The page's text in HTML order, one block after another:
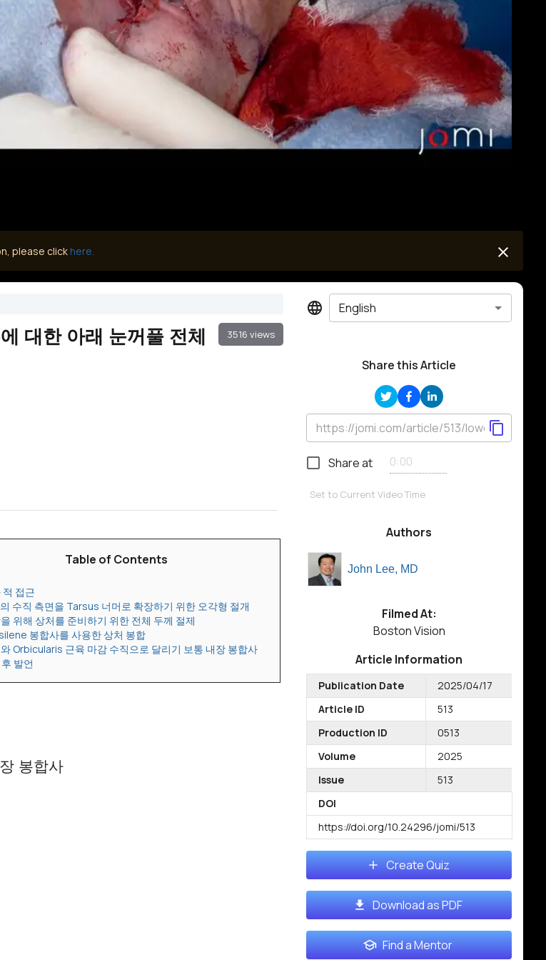
please click here.
대한 아래 눈꺼풀 전체
3516 views
Table of Contents
접근
수직 측면을 Tarsus 너머로 확장하기 위한 오각형 절개
위해 상처를 준비하기 위한 전체 두께 절제
봉합사를 사용한 상처 봉합
Orbicularis 근육 마감 수직으로 달리기 보통 내장 봉합사
발언
봉합사
English
Share this Article
Share at
Set to Current Video Time
Authors
John Lee, MD
Filmed At:
Boston Vision
Article Information
Publication Date
2025/04/17
Article ID
513
Production ID
0513
Volume
2025
Issue
513
DOI
https://doi.org/10.24296/jomi/513
Create Quiz
Download as PDF
Find a Mentor